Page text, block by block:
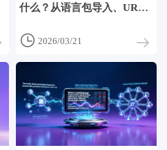
什么？从语言包导入、URL
词映射的完整时间轴
 2026/03/21